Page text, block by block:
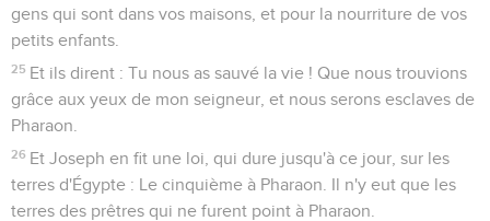
gens qui sont dans vos maisons, et pour la nourriture de vos
petits enfants.
25 Et ils dirent : Tu nous as sauvé la vie ! Que nous trouvions
grâce aux yeux de mon seigneur, et nous serons esclaves de
Pharaon.
26 Et Joseph en fit une loi, qui dure jusqu'à ce jour, sur les
terres d'Égypte : Le cinquième à Pharaon. Il n'y eut que les
terres des prêtres qui ne furent point à Pharaon.